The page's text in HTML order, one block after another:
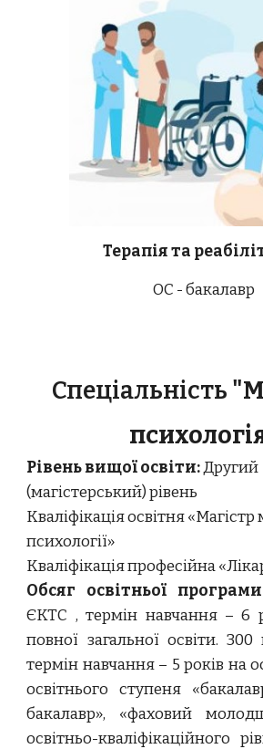
Терапія та
ОС - бакалавр
Спеціальність "
Рівень вищої освіти:Другий
(магістерський) рівень
Кваліфікація освітня
психології»
Кваліфікація професійна
Обсяг освітньої
ЄКТС ,термін навчання – 6
повної загальної освіти.
термін навчання – 5 років на
освітнього ступеня
бакалавр», «фаховий
освітньо-кваліфікаційного